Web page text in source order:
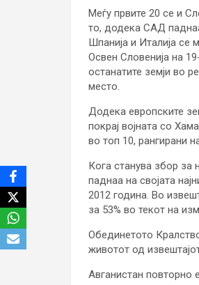
Меѓу првите 20 се и
то, додека САД
Шпанија и Италија се
Освен Словенија на
останатите земји во
место.
Додека европските
покрај војната со
во топ 10, рангирани
Кога станува збор за
паднаа на својата
2012 година. Во
за 53% во текот на
Обединетото
животот од
Авганистан повторно